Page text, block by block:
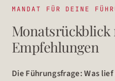
MANDAT FÜR DEINE
Empfehlungen
Die Führungsfrage: Was